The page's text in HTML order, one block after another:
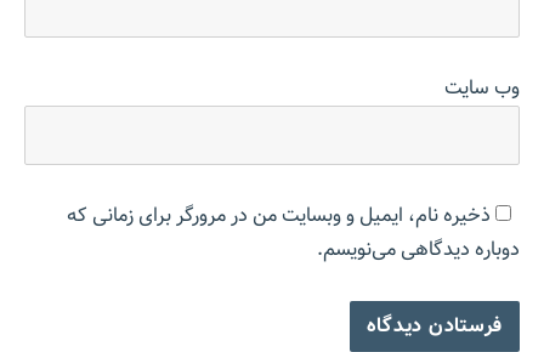
وب‌ سایت
ذخیره نام، ایمیل و وبسایت من در مرورگر برای زمانی که
دوباره دیدگاهی می‌نویسم.